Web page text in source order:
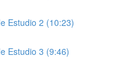
Estudio 2 (10:23)
Estudio 3 (9:46)